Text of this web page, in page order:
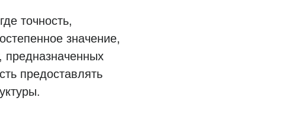
точность,
значение,
предназначенных
предоставлять